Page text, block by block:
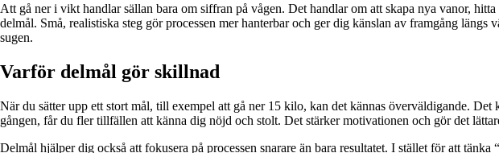
Att gå ner i vikt handlar sällan bara om siffran på vågen. Det handlar om att skapa nya vanor,
delmål. Små, realistiska steg gör processen mer hanterbar och ger dig känslan av framgång
sugen.
Varför delmål gör skillnad
När du sätter upp ett stort mål, till exempel att gå ner 15 kilo, kan det kännas överväldigande.
gången, får du fler tillfällen att känna dig nöjd och stolt. Det stärker motivationen och gör det
Delmål hjälper dig också att fokusera på processen snarare än bara resultatet. I stället för att